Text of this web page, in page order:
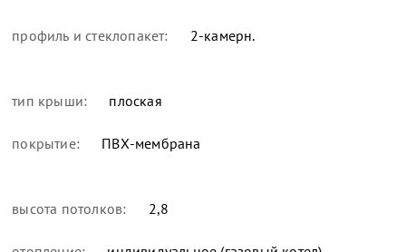
профиль и стеклопакет: 2-камерн.
тип крыши: плоская
покрытие: ПВХ-мембрана
высота потолков: 2,8